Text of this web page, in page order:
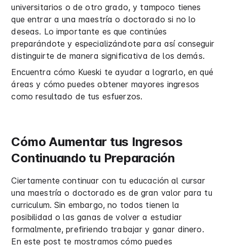
universitarios o de otro grado, y tampoco tienes
que entrar a una maestría o doctorado si no lo
deseas. Lo importante es que continúes
preparándote y especializándote para así conseguir
distinguirte de manera significativa de los demás.
Encuentra cómo Kueski te ayudar a lograrlo, en qué
áreas y cómo puedes obtener mayores ingresos
como resultado de tus esfuerzos.
Cómo Aumentar tus Ingresos
Continuando tu Preparación
Ciertamente continuar con tu educación al cursar
una maestría o doctorado es de gran valor para tu
curriculum. Sin embargo, no todos tienen la
posibilidad o las ganas de volver a estudiar
formalmente, prefiriendo trabajar y ganar dinero.
En este post te mostramos cómo puedes